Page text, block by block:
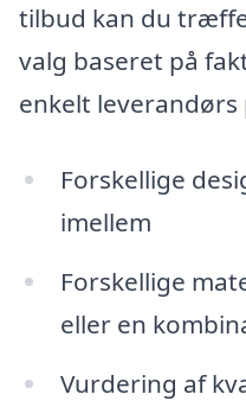
tilbud kan du
valg baseret på
enkelt
Forskellige
imellem
Forskellige
eller en
Vurdering af